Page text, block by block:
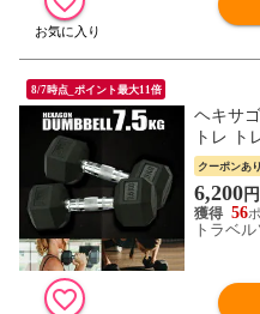
8/7時点_ポイント最大11倍
ヘキサ
トレ ト
縄県、
ソムリ
クーポンあり
6,200円
56
トラベ